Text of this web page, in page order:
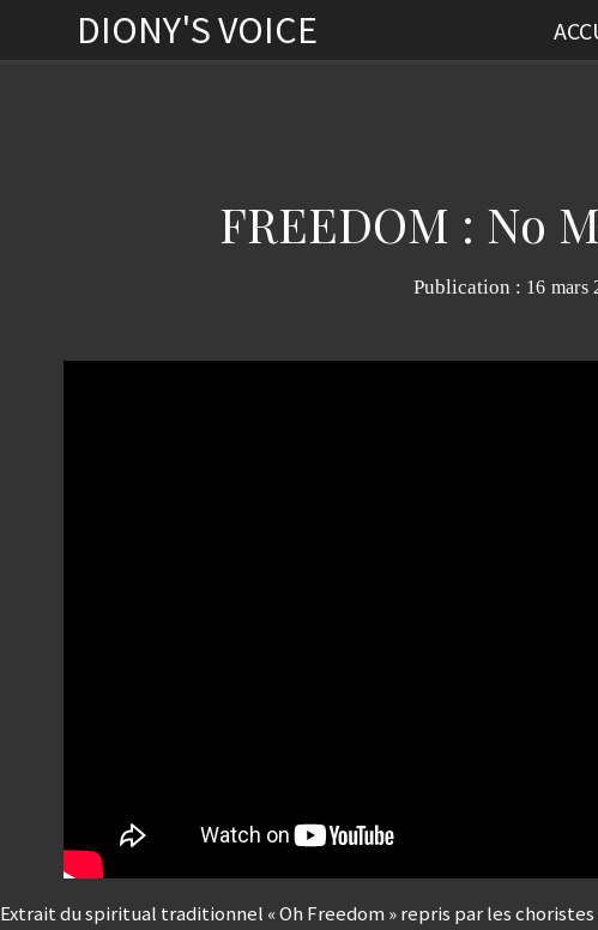
DIONY'S VOICE
FREEDOM : No
Publication : 16 mars
Extrait du spiritual traditionnel « Oh Freedom » repris par les choristes